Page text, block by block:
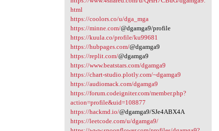
html
https://coolors.co/u/dga_mga
https://minne.com/@dgamga9/profile
https://kuula.co/profile/ku99681
https://hubpages.com/@dgamga9
https://replit.com/@dgamga9
https://www.beatstars.com/dgamga9
https://chart-studio.plotly.com/~dgamga9
https://audiomack.com/dgamga9
https://forum.codeigniter.com/member.php?
action=profile&uid=108877
https://hackmd.io/@dgamga9/SJe4ABX4A
https://leetcode.com/u/dgamga9/